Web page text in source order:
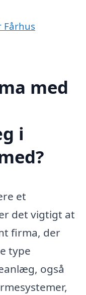
med
i
et
det vigtigt at
firma, der
type
også